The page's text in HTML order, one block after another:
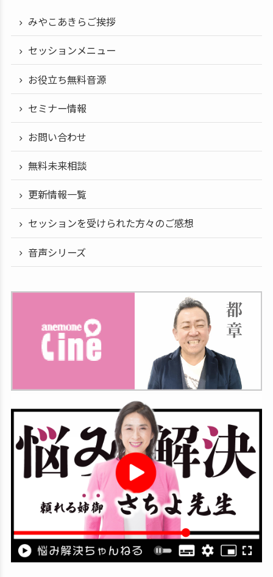
みやこあきらご挨拶
セッションメニュー
お役立ち無料音源
セミナー情報
お問い合わせ
無料未来相談
更新情報一覧
セッションを受けられた方々のご感想
音声シリーズ